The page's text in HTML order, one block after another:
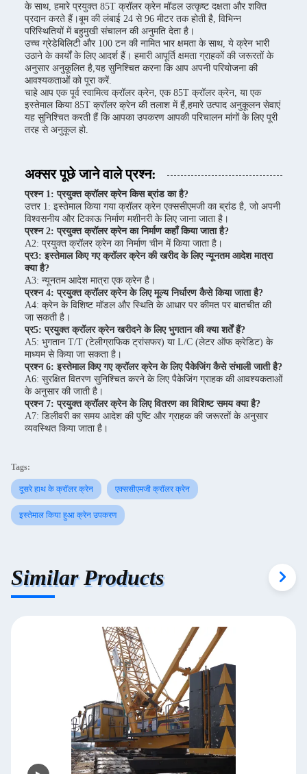
के साथ, हमारे प्रयुक्त 85T क्रॉलर क्रेन मॉडल उत्कृष्ट दक्षता और शक्ति
प्रदान करते हैं।बूम की लंबाई 24 से 96 मीटर तक होती है, विभिन्न
परिस्थितियों में बहुमुखी संचालन की अनुमति देता है।
उच्च ग्रेडेबिलिटी और 100 टन की नामित भार क्षमता के साथ, ये क्रेन भारी
उठाने के कार्यों के लिए आदर्श हैं। हमारी आपूर्ति क्षमता ग्राहकों की जरूरतों के
अनुसार अनुकूलित है,यह सुनिश्चित करना कि आप अपनी परियोजना की
आवश्यकताओं को पूरा करें.
चाहे आप एक पूर्व स्वामित्व क्रॉलर क्रेन, एक 85T क्रॉलर क्रेन, या एक
इस्तेमाल किया 85T क्रॉलर क्रेन की तलाश में हैं,हमारे उत्पाद अनुकूलन सेवाएं
यह सुनिश्चित करती हैं कि आपका उपकरण आपकी परिचालन मांगों के लिए पूरी
तरह से अनुकूल हो.
अक्सर पूछे जाने वाले प्रश्न:
प्रश्न 1: प्रयुक्त क्रॉलर क्रेन किस ब्रांड का है?
उत्तर 1: इस्तेमाल किया गया क्रॉलर क्रेन एक्ससीएमजी का ब्रांड है, जो अपनी
विश्वसनीय और टिकाऊ निर्माण मशीनरी के लिए जाना जाता है।
प्रश्न 2: प्रयुक्त क्रॉलर क्रेन का निर्माण कहाँ किया जाता है?
A2: प्रयुक्त क्रॉलर क्रेन का निर्माण चीन में किया जाता है।
प्र3: इस्तेमाल किए गए क्रॉलर क्रेन की खरीद के लिए न्यूनतम आदेश मात्रा
क्या है?
A3: न्यूनतम आदेश मात्रा एक क्रेन है।
प्रश्न 4: प्रयुक्त क्रॉलर क्रेन के लिए मूल्य निर्धारण कैसे किया जाता है?
A4: क्रेन के विशिष्ट मॉडल और स्थिति के आधार पर कीमत पर बातचीत की
जा सकती है।
प्र5: प्रयुक्त क्रॉलर क्रेन खरीदने के लिए भुगतान की क्या शर्तें हैं?
A5: भुगतान T/T (टेलीग्राफिक ट्रांसफर) या L/C (लेटर ऑफ क्रेडिट) के
माध्यम से किया जा सकता है।
प्रश्न 6: इस्तेमाल किए गए क्रॉलर क्रेन के लिए पैकेजिंग कैसे संभाली जाती है?
A6: सुरक्षित वितरण सुनिश्चित करने के लिए पैकेजिंग ग्राहक की आवश्यकताओं
के अनुसार की जाती है।
प्रश्न 7: प्रयुक्त क्रॉलर क्रेन के लिए वितरण का विशिष्ट समय क्या है?
A7: डिलीवरी का समय आदेश की पुष्टि और ग्राहक की जरूरतों के अनुसार
व्यवस्थित किया जाता है।
Tags:
दूसरे हाथ के क्रॉलर क्रेन एक्ससीएमजी क्रॉलर क्रेन
इस्तेमाल किया हुआ क्रेन उपकरण
Similar Products